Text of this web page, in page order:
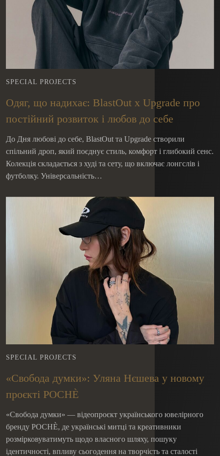
SPECIAL PROJECTS
Одяг, що надихає: BlastOut x Upgrade про
постійний розвиток і любов до себе
До Дня любові до себе, BlastOut та Upgrade створили
спільний дроп, який поєднує стиль, комфорт і глибокий сенс.
Колекція складається з худі та сету, що включає лонгслів і
футболку. Універсальність…
SPECIAL PROJECTS
«Свобода думки»: Уляна Нєшева у новому
проєкті POCHÈ
«Свобода думки» — відеопроєкт українського ювелірного
бренду POCHÈ, де українські митці та креативники
розмірковуватимуть щодо власного шляху, пошуку
ідентичності, впливу сьогодення на творчість та сталості